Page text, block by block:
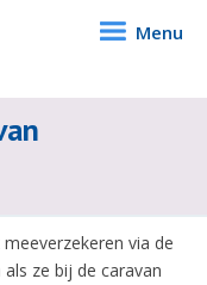
Menu
via de
ze bij de caravan